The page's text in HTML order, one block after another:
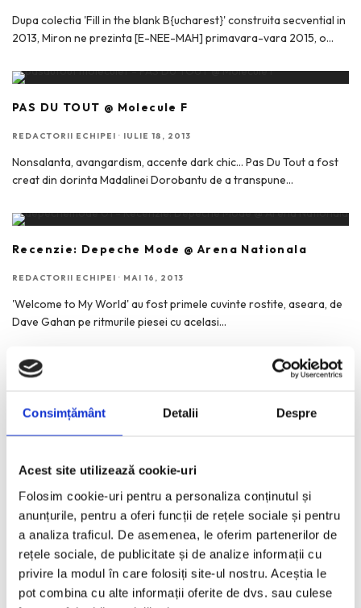
Consimțământ Detalii Despre
Acest site utilizează cookie-uri
Folosim cookie-uri pentru a personaliza conținutul și
anunțurile, pentru a oferi funcții de rețele sociale și pentru
a analiza traficul. De asemenea, le oferim partenerilor de
rețele sociale, de publicitate și de analize informații cu
privire la modul în care folosiți site-ul nostru. Aceștia le
pot combina cu alte informații oferite de dvs. sau culese
Dupa colectia 'Fill in the blank B{ucharest}' construita secvential in
2013, Miron ne prezinta [E-NEE-MAH] primavara-vara 2015, o...
PAS DU TOUT @ Molecule F
REDACTORII ECHIPEI · IULIE 18, 2013
Nonsalanta, avangardism, accente dark chic… Pas Du Tout a fost
creat din dorinta Madalinei Dorobantu de a transpune...
Recenzie: Depeche Mode @ Arena Nationala
REDACTORII ECHIPEI · MAI 16, 2013
'Welcome to My World' au fost primele cuvinte rostite, aseara, de
Dave Gahan pe ritmurile piesei cu acelasi...
REDACTORII ECHIPEI MAI 13, 2013
clasica de nuante Chanel, compusa din bej, alb,
FASHION MATTERS Fair – Style you up Edition
REDACTORII ECHIPEI · MAI 10, 2013
Pe 18 si 19 mai, FASHION MATTERS – Fashion&Vintage Fair revine